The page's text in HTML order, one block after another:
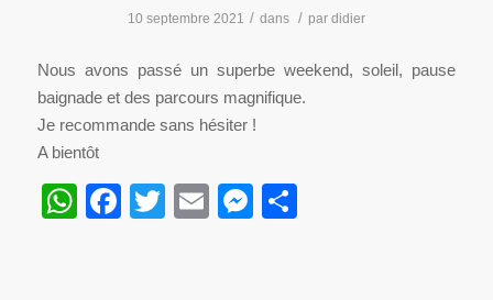
10 septembre 2021 / dans / par didier
Nous avons passé un superbe weekend, soleil, pause
baignade et des parcours magnifique.
Je recommande sans hésiter !
A bientôt
WhatsApp
Facebook
Twitter
EmailMessenger